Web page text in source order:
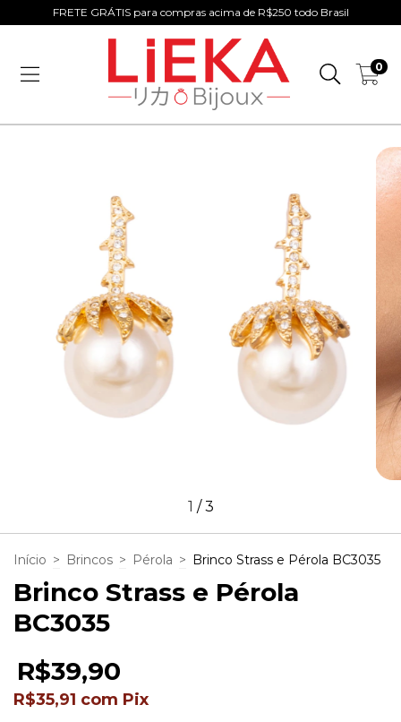
FRETE GRÁTIS para compras acima de R$250 todo Brasil
0
1 /3
Início > Brincos > Pérola > Brinco Strass e Pérola BC3035
Brinco Strass e Pérola
BC3035
R$39,90
R$35,91 com Pix